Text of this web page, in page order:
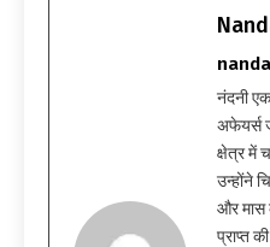
नंदनी
अफेयर्स
क्षेत्र में
उन्होंने
और मास
प्राप्त